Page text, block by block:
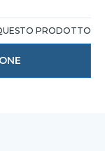
PRODOTTO